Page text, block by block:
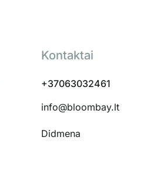
Kontaktai
+37063032461
info@bloombay.lt
Didmena